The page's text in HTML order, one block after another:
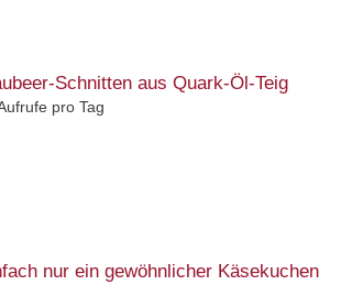
Schnitten aus Quark-Öl-Teig
pro Tag
nur ein gewöhnlicher Käsekuchen